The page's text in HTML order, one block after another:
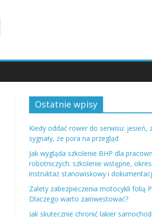
Ostatnie wpisy
Kiedy oddać rower do serwisu: jesień,
sygnały, że pora na przegląd
Jak wygląda szkolenie BHP dla
robotniczych: szkolenie wstępne,
instruktaż stanowiskowy i
Zalety zabezpieczenia motocykli folią
Dlaczego warto zainwestować?
Jak skutecznie chronić lakier